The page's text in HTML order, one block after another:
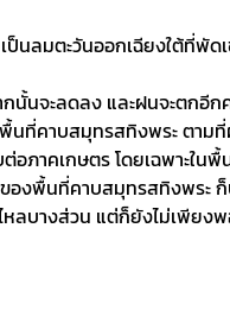
มตะวันออกเฉียงใต้ที่พัดเ
นจะลดลง และฝนจะตกอี
คาบสมุทรสทิงพระ ตาม
าคเกษตร โดยเฉพาะใน
งพื้นที่คาบสมุทรสทิงพระ
ลบางส่วน แต่ก็ยังไม่เพีย